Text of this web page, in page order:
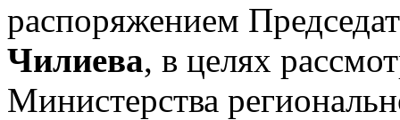
распоряжением
Чилиева, в целях
Министерства